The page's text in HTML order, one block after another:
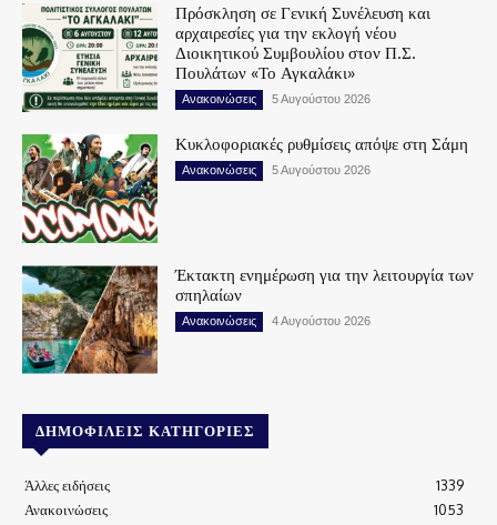
Πρόσκληση σε Γενική Συνέλευση και
αρχαιρεσίες για την εκλογή νέου
Διοικητικού Συμβουλίου στον Π.Σ.
Πουλάτων «Το Αγκαλάκι»
Ανακοινώσεις 5 Αυγούστου 2026
Κυκλοφοριακές ρυθμίσεις απόψε στη Σάμη
Ανακοινώσεις 5 Αυγούστου 2026
Έκτακτη ενημέρωση για την λειτουργία των
σπηλαίων
Ανακοινώσεις 4 Αυγούστου 2026
ΔΗΜΟΦΙΛΕΊΣ ΚΑΤΗΓΟΡΊΕΣ
Άλλες ειδήσεις
1339
Ανακοινώσεις
1053